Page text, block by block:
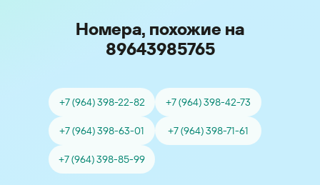
Номера, похожие на
89643985765
+7 (964) 398-22-82 +7 (964) 398-42-73
+7 (964) 398-63-01 +7 (964) 398-71-61
+7 (964) 398-85-99